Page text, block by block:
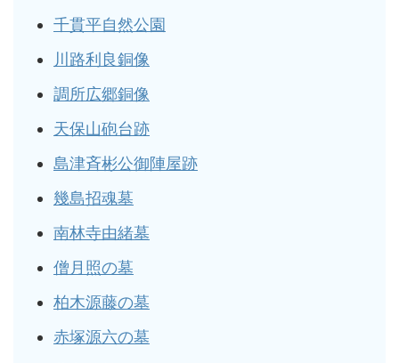
千貫平自然公園
川路利良銅像
調所広郷銅像
天保山砲台跡
島津斉彬公御陣屋跡
幾島招魂墓
南林寺由緒墓
僧月照の墓
柏木源藤の墓
赤塚源六の墓